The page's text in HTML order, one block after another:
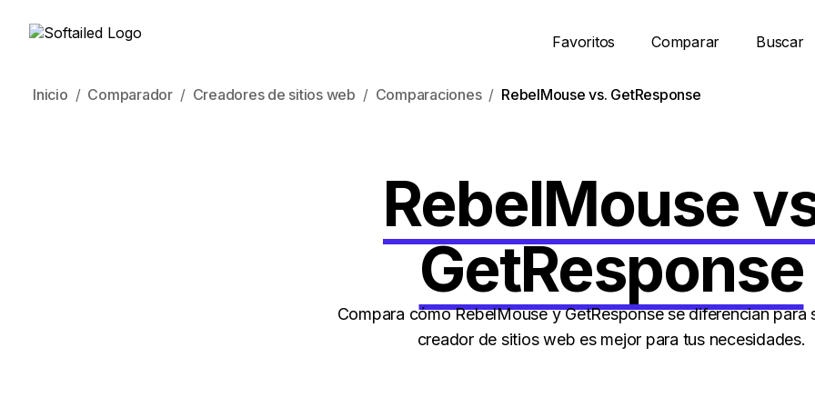
Favoritos Comparar Buscar
Inicio Comparador Creadores de sitios web Comparaciones RebelMouse vs. GetResponse
RebelMouse
GetResponse
Compara cómo RebelMouse y GetResponse se diferencian para
creador de sitios web es mejor para tus necesidades.